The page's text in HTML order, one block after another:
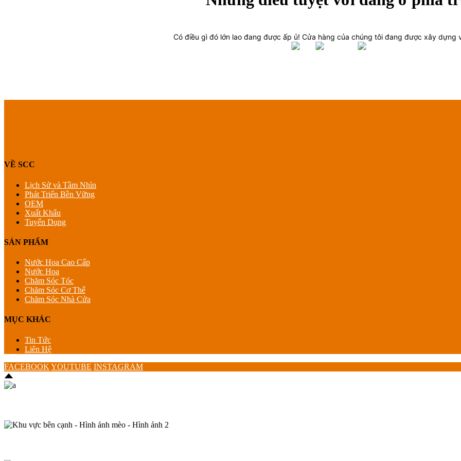
Có điều gì đó lớn lao đang được ấp ủ! Cửa hàng của chúng tôi đang được xây dựng
VỀ SCC
Lịch Sử và Tầm Nhìn
Phát Triển Bền Vững
OEM
Xuất Khẩu
Tuyển Dụng
SẢN PHẨM
Nước Hoa Cao Cấp
Nước Hoa
Chăm Sóc Tóc
Chăm Sóc Cơ Thể
Chăm Sóc Nhà Cửa
MỤC KHÁC
Tin Tức
Liên Hệ
FACEBOOK YOUTUBE INSTAGRAM